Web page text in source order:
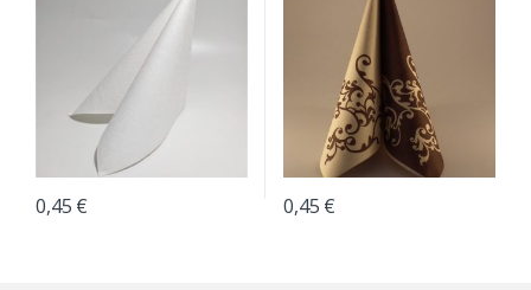
0,45 € 0,45 €